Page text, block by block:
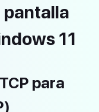
pantalla
11
para